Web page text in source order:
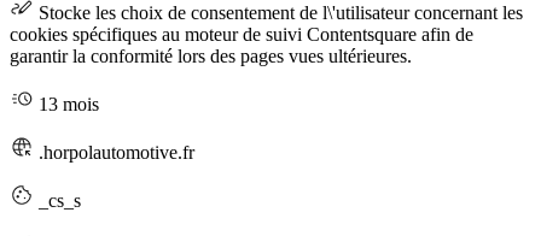
Stocke les choix de consentement de l\'utilisateur concernant les
cookies spécifiques au moteur de suivi Contentsquare afin de
garantir la conformité lors des pages vues ultérieures.
13 mois
.horpolautomotive.fr
_cs_s